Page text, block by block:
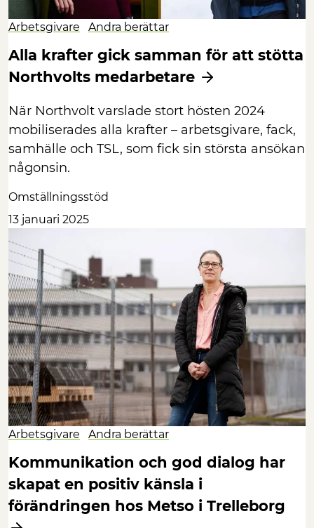
Arbetsgivare Andra berättar
Alla krafter gick samman för att stötta
Northvolts medarbetare
När Northvolt varslade stort hösten 2024
mobiliserades alla krafter – arbetsgivare, fack,
samhälle och TSL, som fick sin största ansökan
någonsin.
Omställningsstöd
13 januari 2025
Arbetsgivare Andra berättar
Kommunikation och god dialog har
skapat en positiv känsla i
förändringen hos Metso i Trelleborg